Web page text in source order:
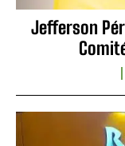
Jefferson